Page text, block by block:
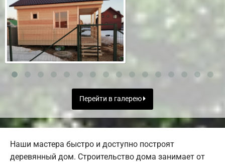
Перейти в галерею
Наши мастера быстро и доступно построят
деревянный дом. Строительство дома занимает от